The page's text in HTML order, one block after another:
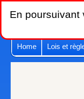
Home Lois et
En poursuivant